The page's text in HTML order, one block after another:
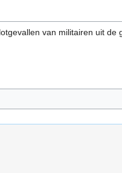
van militairen uit de